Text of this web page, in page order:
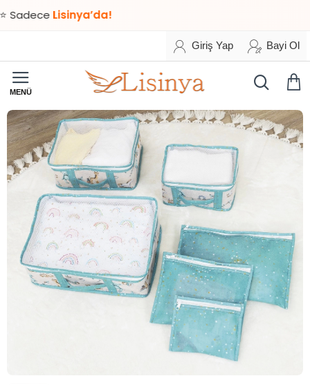
Lisinya’da!
Giriş Yap Bayi Ol